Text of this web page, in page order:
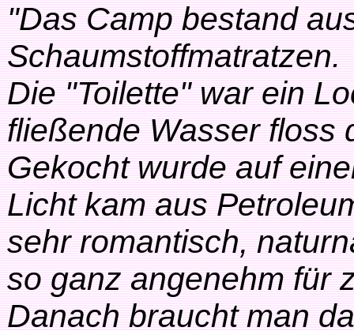
"Das Camp bestand
Schaumstoffmatratzen.
Die "Toilette" war ein
fließende Wasser floss
Gekocht wurde auf
Licht kam aus
sehr romantisch,
so ganz angenehm für
Danach braucht man